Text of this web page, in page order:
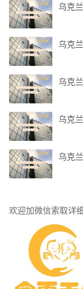
乌克
乌克
乌克
乌克
乌克
欢迎加微信索取详